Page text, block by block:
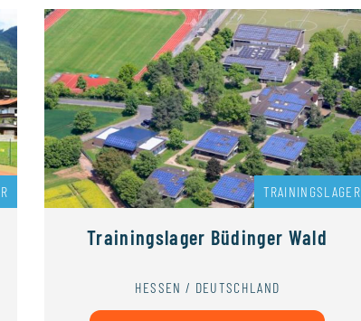
TRAININGSLAGER
Trainingslager Büdinger Wald
HESSEN / DEUTSCHLAND